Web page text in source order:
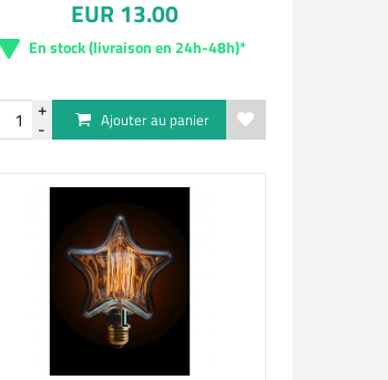
EUR 13.00
En stock (livraison en 24h-48h)*
Ajouter au panier